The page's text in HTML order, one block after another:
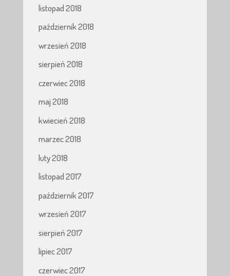
listopad 2018
październik 2018
wrzesień 2018
sierpień 2018
czerwiec 2018
maj 2018
kwiecień 2018
marzec 2018
luty 2018
listopad 2017
październik 2017
wrzesień 2017
sierpień 2017
lipiec 2017
czerwiec 2017